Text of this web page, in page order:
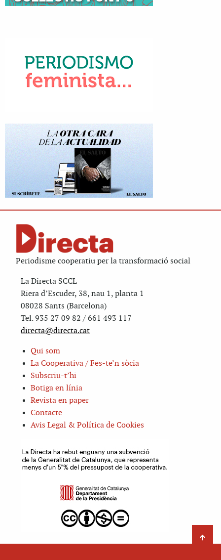
Periodisme cooperatiu per la transformació social
La Directa SCCL
Riera d’Escuder, 38, nau 1, planta 1
08028 Sants (Barcelona)
Tel. 935 27 09 82 / 661 493 117
directa@directa.cat
Qui som
La Cooperativa / Fes-te’n sòcia
Subscriu-t’hi
Botiga en línia
Revista en paper
Contacte
Avis Legal & Política de Cookies